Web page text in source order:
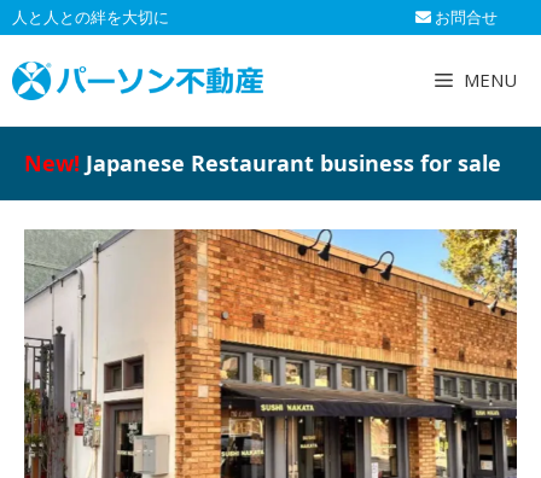
コ
ン
テ
ン
ツ
人と人との絆を大切に お問合せ
MENU
New! Japanese Restaurant business for sale